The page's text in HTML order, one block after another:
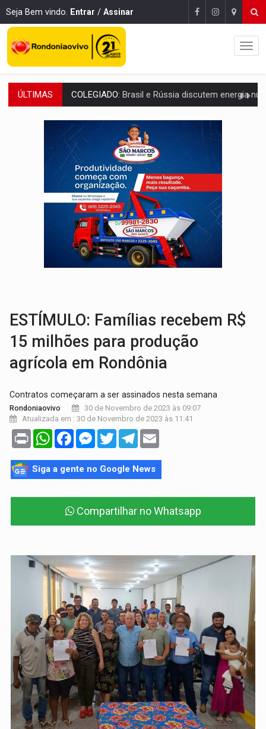
Seja Bem vindo. Entrar / Assinar
ÚLTIMAS COLEGIADO: Brasil e Rússia discutem energia nuclear, defesa e
URGENTE:Colisão entre caminhão e carro deixa quatro mortos e um em
ENCONTRO:Amazônia Negra ganha projeção nacional com participação de
PREVISÃO:Porto Velho tem chances de chuvas isoladas nesta
SINDICATOS UNIDOS:Assembleia Geral delibera greve da educação
PROCESSO SELETIVO:Rondoniaovivo abre oficina de Comunicação com
AGOSTO LILÁS:MPRO lança de portal e promove reflexão sobre trajetória da
REGULARIZAÇÃO:Refis 2026 segue até o fim do ano para
Sancionada lei contra violência sexual infantil na
ESTÍMULO: Famílias recebem R$
15 milhões para produção
agrícola em Rondônia
Contratos começaram a ser assinados nesta semana
Rondoniaovivo
30 de Novembro de 2023 às 09:07
Atualizada em : 30 de Novembro de 2023 às 11:41
Print WhatsAppFacebookMessenger
TwitterTelegram
Siga a gente no Google News
Compartilhar no Whatsapp